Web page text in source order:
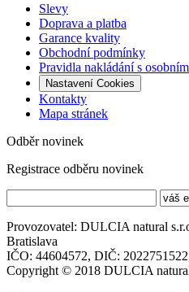
Slevy
Doprava a platba
Garance kvality
Obchodní podmínky
Pravidla nakládání s
Nastavení Cookies
Kontakty
Mapa stránek
Odběr novinek
Registrace odběru novinek
Provozovatel: DULCIA natural
Bratislava
IČO: 44604572, DIČ:
Copyright © 2018 DULCIA